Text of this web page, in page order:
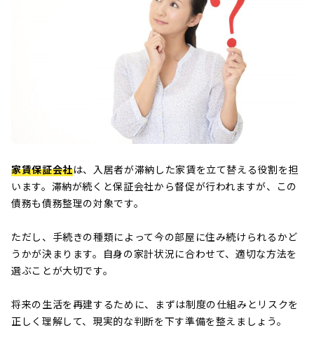
家賃保証会社は、入居者が滞納した家賃を立て替える役割を担
います。滞納が続くと保証会社から督促が行われますが、この
債務も債務整理の対象です。
ただし、手続きの種類によって今の部屋に住み続けられるかど
うかが決まります。自身の家計状況に合わせて、適切な方法を
選ぶことが大切です。
将来の生活を再建するために、まずは制度の仕組みとリスクを
正しく理解して、現実的な判断を下す準備を整えましょう。